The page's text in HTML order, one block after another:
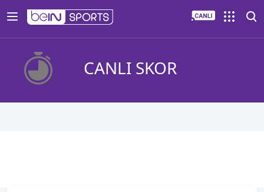
CANLI SKOR